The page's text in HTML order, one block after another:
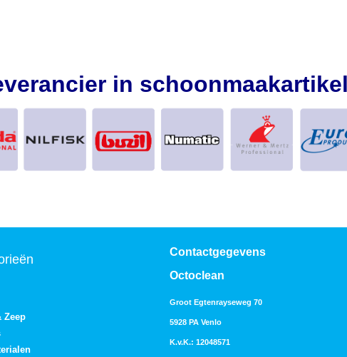
in
Zeep
Contactgegevens
Octoclean
Groot Egtenrayseweg 70
5928 PA Venlo
K.v.K.: 12048571